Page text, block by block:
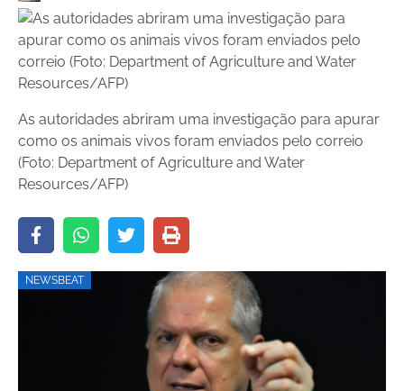
As autoridades abriram uma investigação para apurar
como os animais vivos foram enviados pelo correio
(Foto: Department of Agriculture and Water
Resources/AFP)
NEWSBEAT